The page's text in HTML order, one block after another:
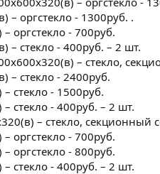
– оргстекло - 1300руб. .
оргстекло - 700руб.
– стекло - 400руб. – 2 шт.
– стекло,
– стекло - 2400руб.
стекло - 1500руб.
стекло - 400руб. – 2 шт.
– стекло, секционный
оргстекло - 700руб.
оргстекло - 800руб.
стекло - 400руб. – 2 шт.